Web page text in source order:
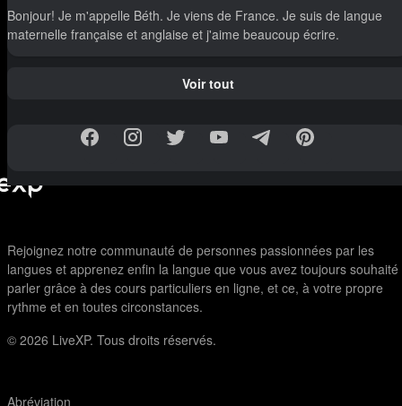
Bonjour! Je m'appelle Béth. Je viens de France. Je suis de langue
maternelle française et anglaise et j'aime beaucoup écrire.
Voir tout
Rejoignez notre communauté de personnes passionnées par les
langues et apprenez enfin la langue que vous avez toujours souhaité
parler grâce à des cours particuliers en ligne, et ce, à votre propre
rythme et en toutes circonstances.
© 2026 LiveXP. Tous droits réservés.
Abréviation